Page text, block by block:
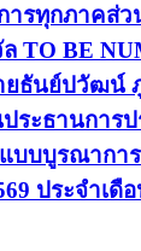
ารทุกภาคส่ว
TO BE
ยธันย์ปวัฒน์
ประธานการ
บบบูรณากา
ประจำเดื